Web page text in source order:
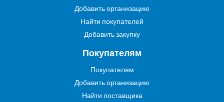
Добавить организацию
Найти покупателей
Добавить закупку
Покупателям
Покупателям
Добавить организацию
Найти поставщика